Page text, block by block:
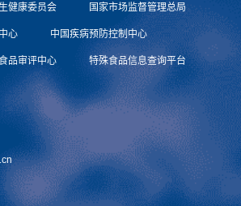
健康委员会 国家市场监督管理总局
心 中国疾病预防控制中心
品审评中心 特殊食品信息查询平台